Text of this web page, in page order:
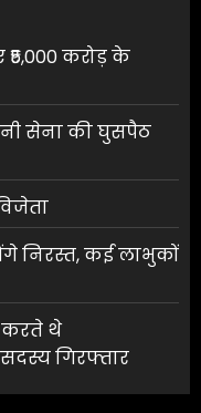
करोड़ के
सेना की घुसपैठ
निरस्त, कई लाभुकों
करते थे
गिरफ्तार